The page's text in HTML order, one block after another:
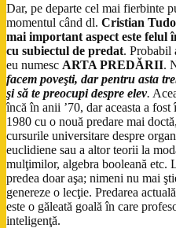
Dar, pe departe cel mai fierbinte
momentul când dl. Cristian
mai important aspect este felul
cu subiectul de predat. Probabil
eu numesc ARTA PREDĂRII.
facem poveşti, dar pentru asta
şi să te preocupi despre elev.
încă în anii ’70, dar aceasta a
1980 cu o nouă predare mai
cursurile universitare despre
euclidiene sau a altor teorii la
mulţimilor, algebra booleană etc.
predea doar aşa; nimeni nu mai
genereze o lecţie. Predarea
este o găleată goală în care
inteligenţă.